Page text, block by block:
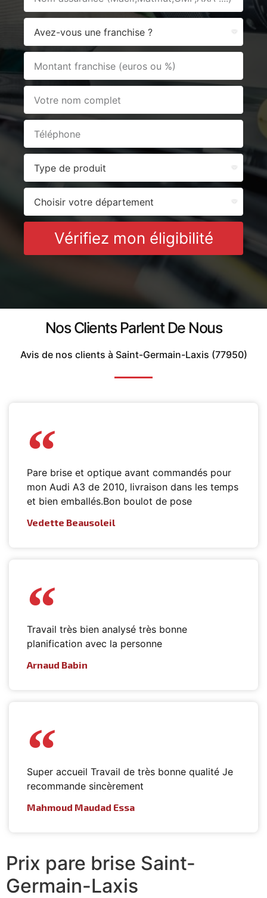
Vérifiez mon éligibilité
Nos Clients Parlent De Nous
Avis de nos clients à Saint-Germain-Laxis (77950)
Pare brise et optique avant commandés pour
mon Audi A3 de 2010, livraison dans les temps
et bien emballés.Bon boulot de pose
Vedette Beausoleil
Travail très bien analysé très bonne
planification avec la personne
Arnaud Babin
Super accueil Travail de très bonne qualité Je
recommande sincèrement
Mahmoud Maudad Essa
Prix pare brise Saint-
Germain-Laxis